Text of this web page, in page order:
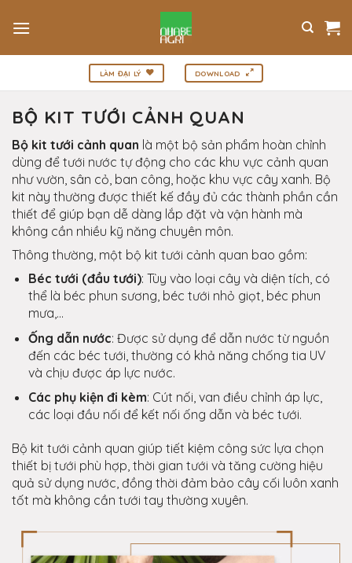
qua
nội
dung
LÀM ĐẠI LÝ DOWNLOAD
BỘ KIT TƯỚI CẢNH QUAN
Bộ kit tưới cảnh quan là một bộ sản phẩm hoàn chỉnh
dùng để tưới nước tự động cho các khu vực cảnh quan
như vườn, sân cỏ, ban công, hoặc khu vực cây xanh. Bộ
kit này thường được thiết kế đầy đủ các thành phần cần
thiết để giúp bạn dễ dàng lắp đặt và vận hành mà
không cần nhiều kỹ năng chuyên môn.
Thông thường, một bộ kit tưới cảnh quan bao gồm:
Béc tưới (đầu tưới): Tùy vào loại cây và diện tích, có
thể là béc phun sương, béc tưới nhỏ giọt, béc phun
mưa,...
Ống dẫn nước: Được sử dụng để dẫn nước từ nguồn
đến các béc tưới, thường có khả năng chống tia UV
và chịu được áp lực nước.
Các phụ kiện đi kèm: Cút nối, van điều chỉnh áp lực,
các loại đầu nối để kết nối ống dẫn và béc tưới.
Bộ kit tưới cảnh quan giúp tiết kiệm công sức lựa chọn
thiết bị tưới phù hợp, thời gian tưới và tăng cường hiệu
quả sử dụng nước, đồng thời đảm bảo cây cối luôn xanh
tốt mà không cần tưới tay thường xuyên.